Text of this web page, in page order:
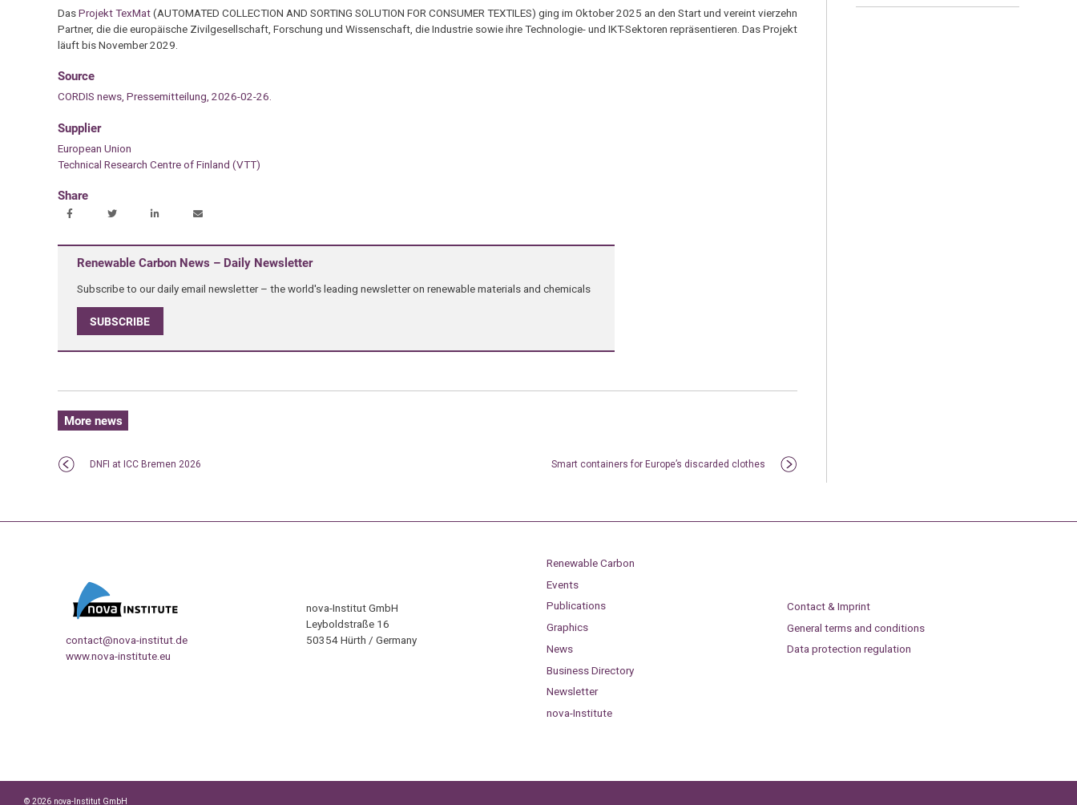
DasProjekt TexMat(AUTOMATED COLLECTION AND SORTING SOLUTION FOR CONSUMER TEXTILES) ging im Oktober 2025 an den Start und vereint vierzehn
Partner, die die europäische Zivilgesellschaft, Forschung und Wissenschaft, die Industrie sowie ihre Technologie- und IKT-Sektoren repräsentieren. Das Projekt
läuft bis November 2029.
Source
CORDIS news, Pressemitteilung, 2026-02-26.
Supplier
European Union
Technical Research Centre of Finland (VTT)
Share
Renewable Carbon News – Daily Newsletter
Subscribe to our daily email newsletter – the world's leading newsletter on renewable materials and chemicals
SUBSCRIBE
More news
DNFI at ICC Bremen 2026 Smart containers for Europe’s discarded clothes
contact@nova-institut.de
www.nova-institute.eu
nova-Institut GmbH
Leyboldstraße 16
50354 Hürth / Germany
Renewable Carbon
Events
Publications
Graphics
News
Business Directory
Newsletter
nova-Institute
Contact & Imprint
General terms and conditions
Data protection regulation
© 2026 nova-Institut GmbH